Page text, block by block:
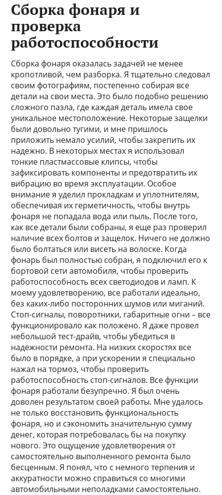
Сборка фонаря и
проверка
работоспособности
Сборка фонаря оказалась задачей не менее
кропотливой, чем разборка. Я тщательно следовал
своим фотографиям, постепенно собирая все
детали на свои места. Это было подобно решению
сложного пазла, где каждая деталь имела свое
уникальное местоположение. Некоторые защелки
были довольно тугими, и мне пришлось
приложить немало усилий, чтобы закрепить их
надежно. В некоторых местах я использовал
тонкие пластмассовые клипсы, чтобы
зафиксировать компоненты и предотвратить их
вибрацию во время эксплуатации. Особое
внимание я уделил прокладкам и уплотнителям,
обеспечивая их герметичность, чтобы внутрь
фонаря не попадала вода или пыль. После того,
как все детали были собраны, я еще раз проверил
наличие всех болтов и защелок. Ничего не должно
было болтаться или висеть на волоске. Когда
фонарь был полностью собран, я подключил его к
бортовой сети автомобиля, чтобы проверить
работоспособность всех светодиодов и ламп. К
моему удовлетворению, все работали идеально,
без каких-либо посторонних шумов или миганий.
Стоп-сигналы, поворотники, габаритные огни – все
функционировало как положено. Я даже провел
небольшой тест-драйв, чтобы убедиться в
надежности ремонта. На низких скоростях все
было в порядке, а при ускорении я специально
нажал на тормоз, чтобы проверить
работоспособность стоп-сигналов. Все функции
фонаря работали безупречно. Я был очень
доволен результатом своей работы. Мне удалось
не только восстановить функциональность
фонаря, но и сэкономить значительную сумму
денег, которая потребовалась бы на покупку
нового. Это ощущение удовлетворения от
самостоятельно выполненного ремонта было
бесценным. Я понял, что с немного терпения и
аккуратности можно справиться со многими
автомобильными неполадками самостоятельно.